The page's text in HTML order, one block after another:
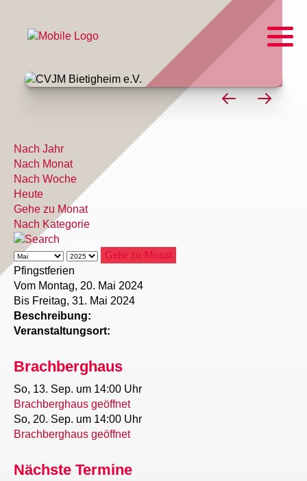
Brachberghaus
So, 13. Sep. um 14:00 Uhr
Brachberghaus geöffnet
So, 20. Sep. um 14:00 Uhr
Brachberghaus geöffnet
Nächste Termine
Nach Jahr
Nach Monat
Nach Woche
Heute
Gehe zu Monat
Nach Kategorie
Gehe zu Monat
Pfingstferien
Vom Montag, 20. Mai 2024
Bis Freitag, 31. Mai 2024
Beschreibung:
Veranstaltungsort: